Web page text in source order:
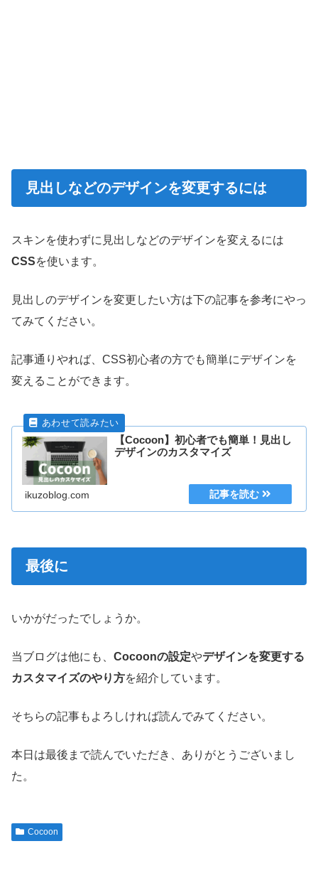
見出しなどのデザインを変更するには
スキンを使わずに見出しなどのデザインを変えるには
CSSを使います。
見出しのデザインを変更したい方は下の記事を参考にやっ
てみてください。
記事通りやれば、CSS初心者の方でも簡単にデザインを
変えることができます。
【Cocoon】初心者でも簡単！見出し
デザインのカスタマイズ
ikuzoblog.com
最後に
いかがだったでしょうか。
当ブログは他にも、 Cocoonの設定やデザインを変更する
カスタマイズのやり方を紹介しています。
そちらの記事もよろしければ読んでみてください。
本日は最後まで読んでいただき、ありがとうございまし
た。
Cocoon